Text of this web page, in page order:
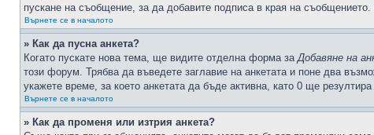
пускане на съобщение, за да добавите подписа в края на
Върнете се в началото
» Как да пусна анкета?
Когато пускате нова тема, ще видите отделна форма заДобавяне на
този форум. Трябва да въведете заглавие на анкетата и поне два
укажете време, за което анкетата да бъде активна, като 0 ще
Върнете се в началото
» Как да променя или изтрия анкета?